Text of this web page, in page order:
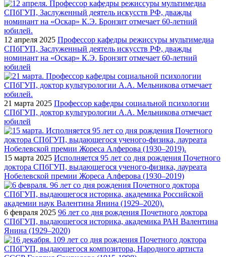
12 апреля 2025 Профессор кафедры режиссуры мультимедиа
СПбГУП, Заслуженный деятель искусств РФ, дважды
номинант на «Оскар» К.Э. Бронзит отмечает 60-летний
юбилей
21 марта 2025 Профессор кафедры социальной психологии
СПбГУП, доктор культурологии А.А. Мельникова отмечает
юбилей
15 марта 2025 Исполняется 95 лет со дня рождения Почетного
доктора СПбГУП, выдающегося ученого-физика, лауреата
Нобелевской премии Жореса Алферова (1930–2019)
6 февраля 2025 96 лет со дня рождения Почетного доктора
СПбГУП, выдающегося историка, академика РАН Валентина
Янина (1929–2020)